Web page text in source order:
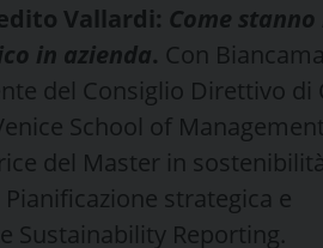
Vallardi: Come
in azienda. Con
del Consiglio Direttivo di
School of Management
del Master in
strategica e
Sustainability Reporting.